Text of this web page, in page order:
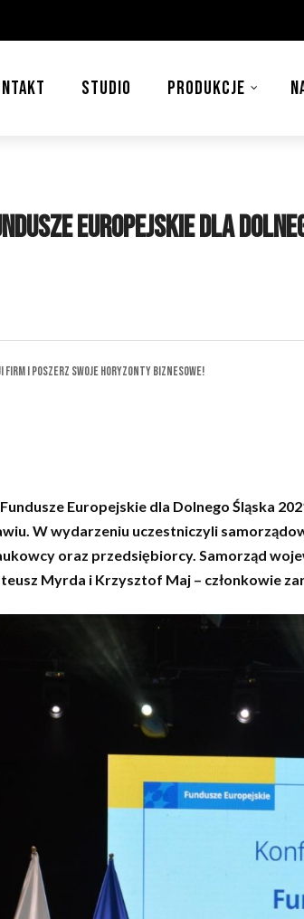
STUDIO PRODUKCJE
Europejskie dla
Firm i Poszerz Swoje Horyzonty Biznesowe!
Europejskie dla Dolnego Śląska
W wydarzeniu uczestniczyli
oraz przedsiębiorcy. Samorząd
Myrda i Krzysztof Maj – członkowie